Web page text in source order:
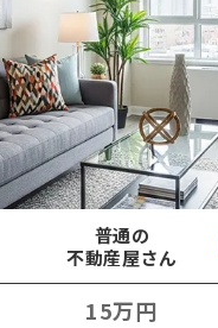
普通の
不動産屋さん
15万円